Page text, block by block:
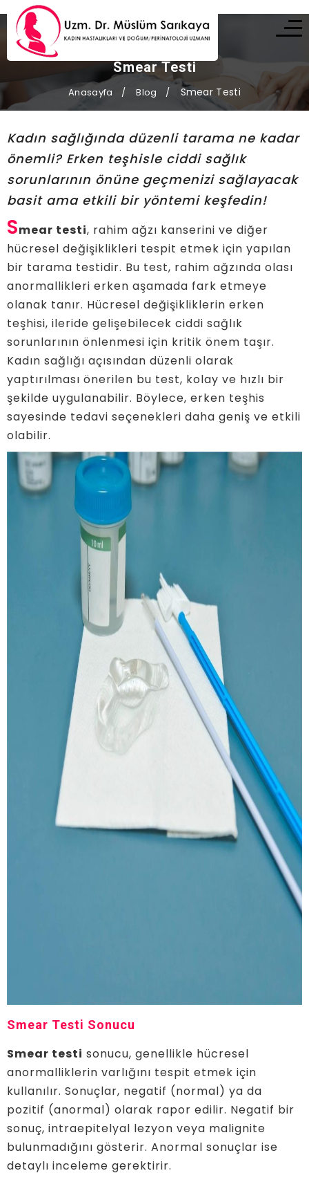
Smear Testi
Anasayfa Blog Smear Testi
Kadın sağlığında düzenli tarama ne kadar
önemli? Erken teşhisle ciddi sağlık
sorunlarının önüne geçmenizi sağlayacak
basit ama etkili bir yöntemi keşfedin!
Smear testi, rahim ağzı kanserini ve diğer
hücresel değişiklikleri tespit etmek için yapılan
bir tarama testidir. Bu test, rahim ağzında olası
anormallikleri erken aşamada fark etmeye
olanak tanır. Hücresel değişikliklerin erken
teşhisi, ileride gelişebilecek ciddi sağlık
sorunlarının önlenmesi için kritik önem taşır.
Kadın sağlığı açısından düzenli olarak
yaptırılması önerilen bu test, kolay ve hızlı bir
şekilde uygulanabilir. Böylece, erken teşhis
sayesinde tedavi seçenekleri daha geniş ve etkili
olabilir.
Smear Testi Sonucu
Smear testi sonucu, genellikle hücresel
anormalliklerin varlığını tespit etmek için
kullanılır. Sonuçlar, negatif (normal) ya da
pozitif (anormal) olarak rapor edilir. Negatif bir
sonuç, intraepitelyal lezyon veya malignite
bulunmadığını gösterir. Anormal sonuçlar ise
detaylı inceleme gerektirir.